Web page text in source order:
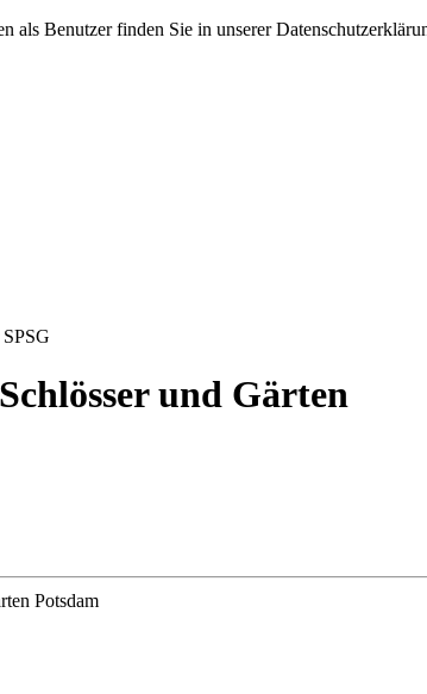
als Benutzer finden Sie in unserer
und Gärten
Potsdam